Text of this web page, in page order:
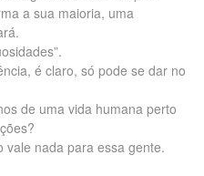
a sua maioria, uma
é claro, só pode se dar no
de uma vida humana perto
vale nada para essa gente.